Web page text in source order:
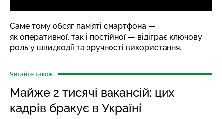
Саме тому обсяг пам’яті смартфона —
як оперативної, так і постійної — відіграє ключову
роль у швидкодії та зручності використання.
Читайте також:
Майже 2 тисячі вакансій: цих
кадрів бракує в Україні